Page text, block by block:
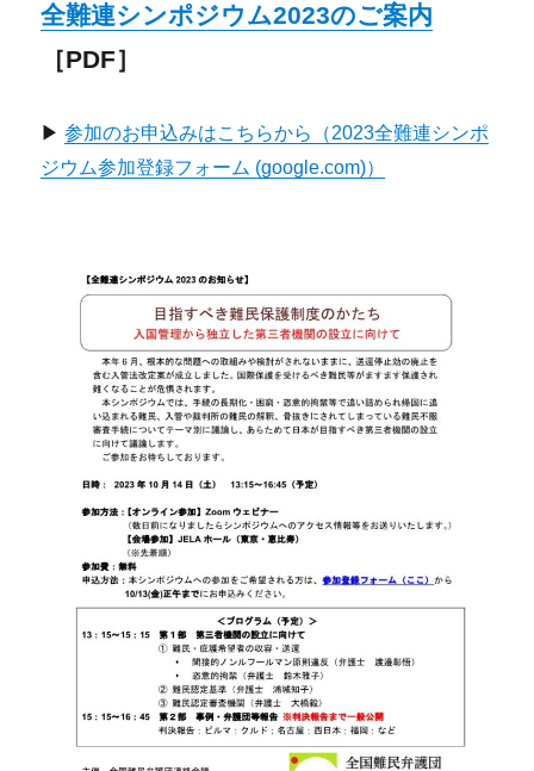
全難連シンポジウム2023のご案内
［PDF］
▶参加のお申込みはこちらから（2023全難連シンポ
ジウム参加登録フォーム (google.com)）